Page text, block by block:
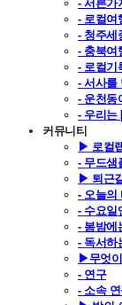
- 서른가
- 로컬여
- 청주세
- 충북여
- 로컬기
- 서사를
- 운천동
- 우리는
커뮤니티
▶ 로컬
- 무드샘
▶ 퇴근
- 오늘의
- 수요일
- 봄밤에
- 독서하
▶무엇
- 연구
- 소속